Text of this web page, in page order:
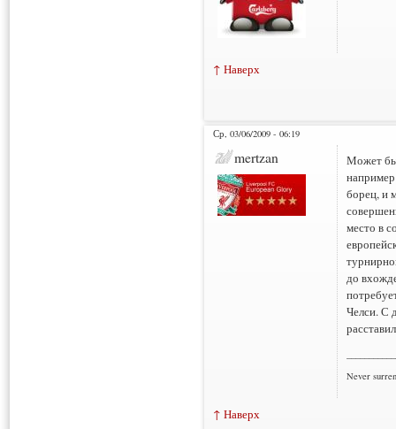
↑ Наверх
Ср, 03/06/2009 - 06:19
mertzan
Может
борец, и
место в
до
Челси. С
Never
↑ Наверх